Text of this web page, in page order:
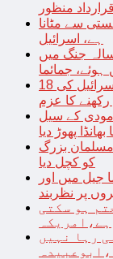
قرارداد منظور
سے مٹانا
ہے، اسرائیل
میں جتنے بچے قتل ہوئے اُتنےعراق کی 14سالہ جنگ میں
ہوئے، جمائما
18 ہزار سے زائدفلسطینی شہید، امریکہ کا اسرائیل کی
کا عزم
مودی کے سیل
بھانڈا پھوڑ دیا
بزرگ
کو کچل دیا
میں اور
پر نظربند
ہو سکتی
ہے،امریکہ
رہا نہیں